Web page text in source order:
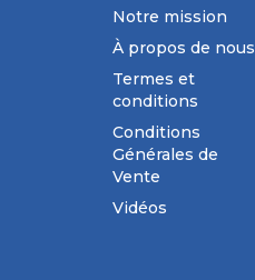
Notre mission
À propos de nous
Termes et
conditions
Conditions
Générales de
Vente
Vidéos